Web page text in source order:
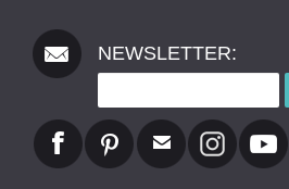
NEWSLETTER: